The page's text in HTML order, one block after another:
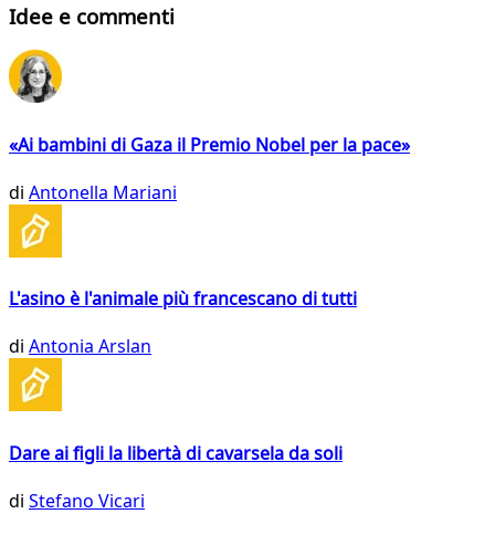
Idee e commenti
«Ai bambini di Gaza il Premio Nobel per la pace»
di Antonella Mariani
L'asino è l'animale più francescano di tutti
di Antonia Arslan
Dare ai figli la libertà di cavarsela da soli
di Stefano Vicari